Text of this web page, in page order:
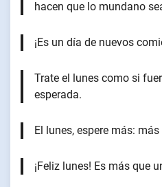
hacen que lo mundano
¡Es un día de nuevos
Trate el lunes como si
esperada.
El lunes, espere más:
¡Feliz lunes! Es más que